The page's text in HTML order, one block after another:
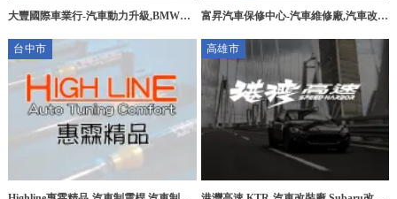
大豐國際車業行-汽車動力升級,BMW動
大雅BMW動力升級,大雅動力晶片升級
富昇汽車保修中心-汽車維修廠,汽車改裝
台中市
高雄市